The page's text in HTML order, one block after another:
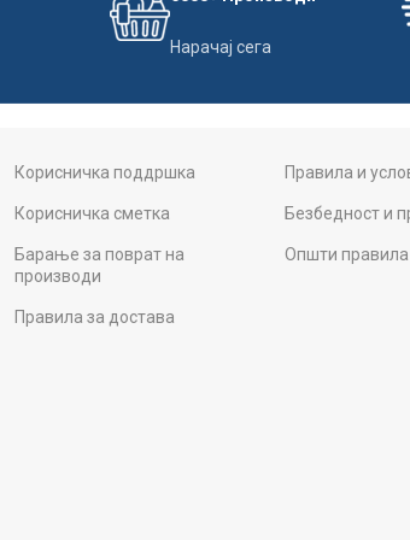
Нарачај сега
Корисничка поддршка
Корисничка сметка
Барање за поврат на
производи
Правила за достава
Правила и
Безбедност и
Општи правила